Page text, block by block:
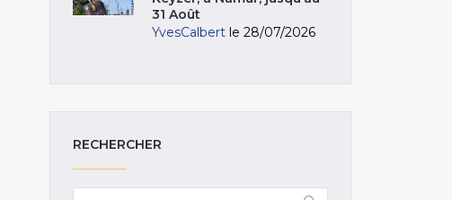
31 Août
YvesCalbert le 28/07/2026
RECHERCHER